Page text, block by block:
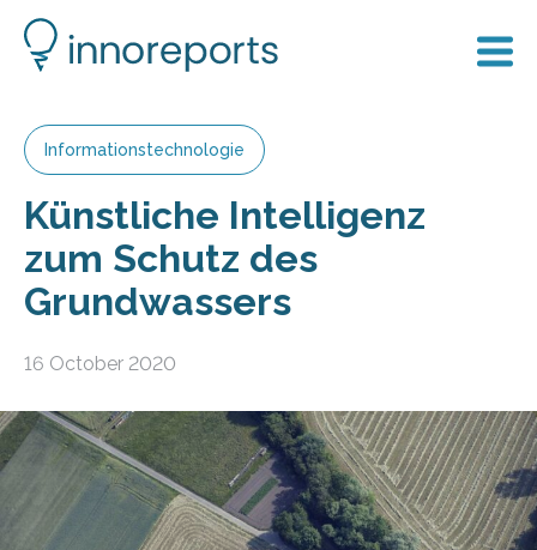
Informationstechnologie
Künstliche Intelligenz
zum Schutz des
Grundwassers
16 October 2020